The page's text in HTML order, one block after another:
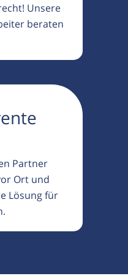
Unsere
beraten
Partner
Ort und
Lösung für